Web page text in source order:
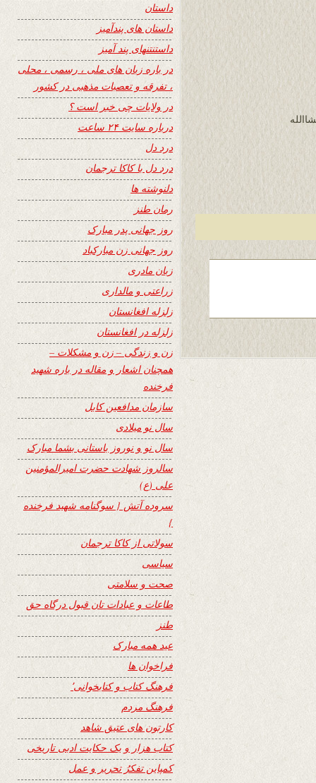
داستان
داستان های پندآمیز
داستنتنهای پند آمیز
در باره زبان های ملی ، رسمی ، محلی
، تفرقه و تعصبات مذهبی در کشور
در ولایات چی خبر است ؟
درباره سایت ۲۴ ساعت
درد دل
درد دل با کاکا ترجمان
دلنوشته ها
رمان طنز
روز جهانی پدر مبارک
روز جهانی زن مبارکباد
زبان مادری
زراعتی و مالداری
زلزله افغانستان
زلزله در افغانستان
زن و زندگی – زن و مشکلات –
همچنان اشعار و مقاله در باره شهید
فرخنده
سازمان مدافعین کابل
سال نو میلادی
سال نو و نوروز باستانی بشما مبارک
سالروز شهادت حضرت امیرالمؤمنین
علی (ع)
سروده آتش { سوگنامه شهید فرخنده
}
سولاتی از کاکا ترجمان
سیاسی
صحت و سلامتی
طاعات و عبادات تان قبول درگاه حق
طنز
عید همه مبارک
فراخوان ها
فرهنگ کتاب و کتابخوانی٬
فرهنگ مردم
کارتون های عتیق شاهد
کتاب هزار و یک حکایت ادبی تاریخی
کمپاین تفکرُ تحریر و عمل